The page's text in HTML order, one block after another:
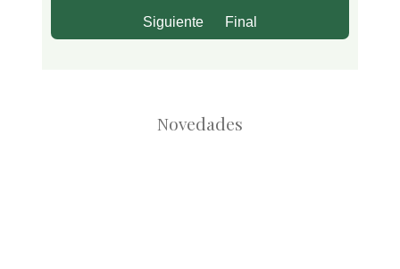
Siguiente Final
Novedades